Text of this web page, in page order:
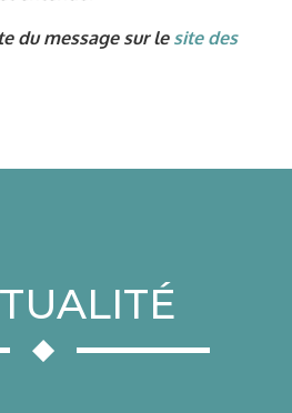
du message sur le site des